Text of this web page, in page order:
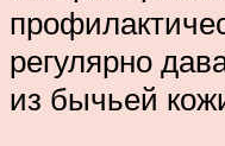
регулярно
из бычьей